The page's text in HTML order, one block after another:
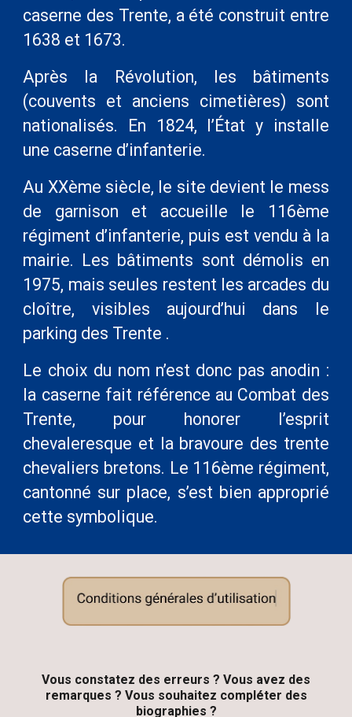
caserne des Trente, a été construit entre
1638 et 1673.
Après la Révolution, les bâtiments
(couvents et anciens cimetières) sont
nationalisés. En 1824, l’État y installe
une caserne d’infanterie.
Au XXème siècle, le site devient le mess
de garnison et accueille le 116ème
régiment d’infanterie, puis est vendu à la
mairie. Les bâtiments sont démolis en
1975, mais seules restent les arcades du
cloître, visibles aujourd’hui dans le
parking des Trente .
Le choix du nom n’est donc pas anodin :
la caserne fait référence au Combat des
Trente, pour honorer l’esprit
chevaleresque et la bravoure des trente
chevaliers bretons. Le 116ème régiment,
cantonné sur place, s’est bien approprié
cette symbolique.
Vous constatez des erreurs ? Vous avez des
remarques ? Vous souhaitez compléter des
biographies ?